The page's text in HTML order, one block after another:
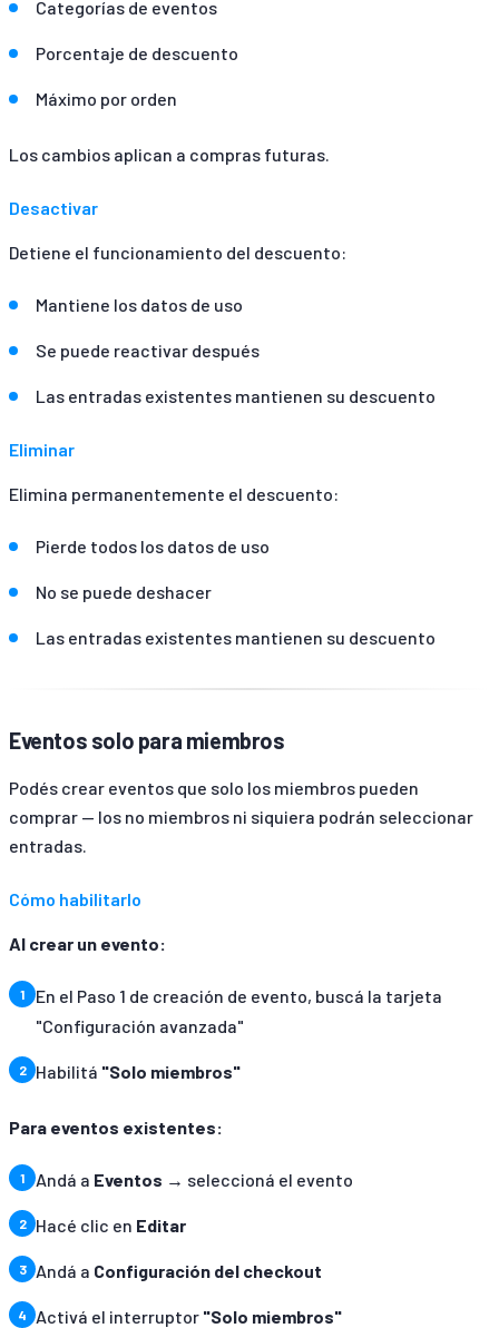
Categorías de eventos
Porcentaje de descuento
Máximo por orden
Los cambios aplican a compras futuras.
Desactivar
Detiene el funcionamiento del descuento:
Mantiene los datos de uso
Se puede reactivar después
Las entradas existentes mantienen su descuento
Eliminar
Elimina permanentemente el descuento:
Pierde todos los datos de uso
No se puede deshacer
Las entradas existentes mantienen su descuento
Eventos solo para miembros
Podés crear eventos que solo los miembros pueden
comprar — los no miembros ni siquiera podrán seleccionar
entradas.
Cómo habilitarlo
Al crear un evento:
En el Paso 1 de creación de evento, buscá la tarjeta
"Configuración avanzada"
Habilitá "Solo miembros"
Para eventos existentes:
Andá a Eventos → seleccioná el evento
Hacé clic en Editar
Andá a Configuración del checkout
Activá el interruptor "Solo miembros"